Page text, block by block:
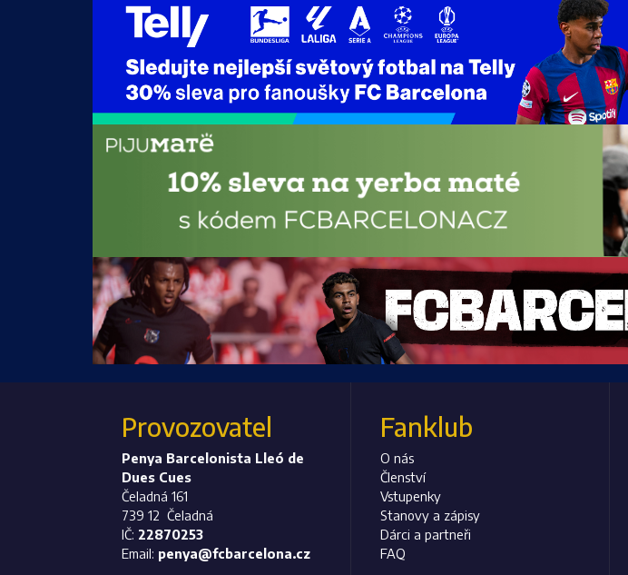
Provozovatel
Penya Barcelonista Lleó de
Dues Cues
Čeladná 161
739 12 Čeladná
IČ: 22870253
Email: penya@fcbarcelona.cz
Fanklub
O nás
Členství
Vstupenky
Stanovy a zápisy
Dárci a partneři
FAQ